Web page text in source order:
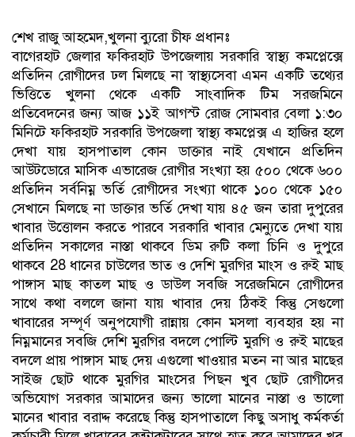
শেখ রাজু আহমেদ,খুলনা ব্যুরো চীফ প্রধানঃ
বাগেরহাট জেলার ফকিরহাট উপজেলায় সরকারি স্বাস্থ্য কমপ্লেক্সে
প্রতিদিন রোগীদের ঢল মিলছে না স্বাস্থ্যসেবা এমন একটি তথ্যের
ভিত্তিতে খুলনা থেকে একটি সাংবাদিক টিম সরজমিনে
প্রতিবেদনের জন্য আজ ১১ই আগস্ট রোজ সোমবার বেলা ১:৩০
মিনিটে ফকিরহাট সরকারি উপজেলা স্বাস্থ্য কমপ্লেক্স এ হাজির হলে
দেখা যায় হাসপাতাল কোন ডাক্তার নাই যেখানে প্রতিদিন
আউটডোরে মাসিক এভারেজ রোগীর সংখ্যা হয় ৫০০ থেকে ৬০০
প্রতিদিন সর্বনিম্ন ভর্তি রোগীদের সংখ্যা থাকে ১০০ থেকে ১৫০
সেখানে মিলছে না ডাক্তার ভর্তি দেখা যায় ৪৫ জন তারা দুপুরের
খাবার উত্তোলন করতে পারবে সরকারি খাবার মেন্যুতে দেখা যায়
প্রতিদিন সকালের নাস্তা থাকবে ডিম রুটি কলা চিনি ও দুপুরে
থাকবে 28 ধানের চাউলের ভাত ও দেশি মুরগির মাংস ও রুই মাছ
পাঙ্গাস মাছ কাতল মাছ ও ডাউল সবজি সরেজমিনে রোগীদের
সাথে কথা বললে জানা যায় খাবার দেয় ঠিকই কিন্তু সেগুলো
খাবারের সম্পূর্ণ অনুপযোগী রান্নায় কোন মসলা ব্যবহার হয় না
নিম্নমানের সবজি দেশি মুরগির বদলে পোল্টি মুরগি ও রুই মাছের
বদলে প্রায় পাঙ্গাস মাছ দেয় এগুলো খাওয়ার মতন না আর মাছের
সাইজ ছোট থাকে মুরগির মাংসের পিছন খুব ছোট রোগীদের
অভিযোগ সরকার আমাদের জন্য ভালো মানের নাস্তা ও ভালো
মানের খাবার বরাদ্দ করেছে কিন্তু হাসপাতালে কিছু অসাধু কর্মকর্তা